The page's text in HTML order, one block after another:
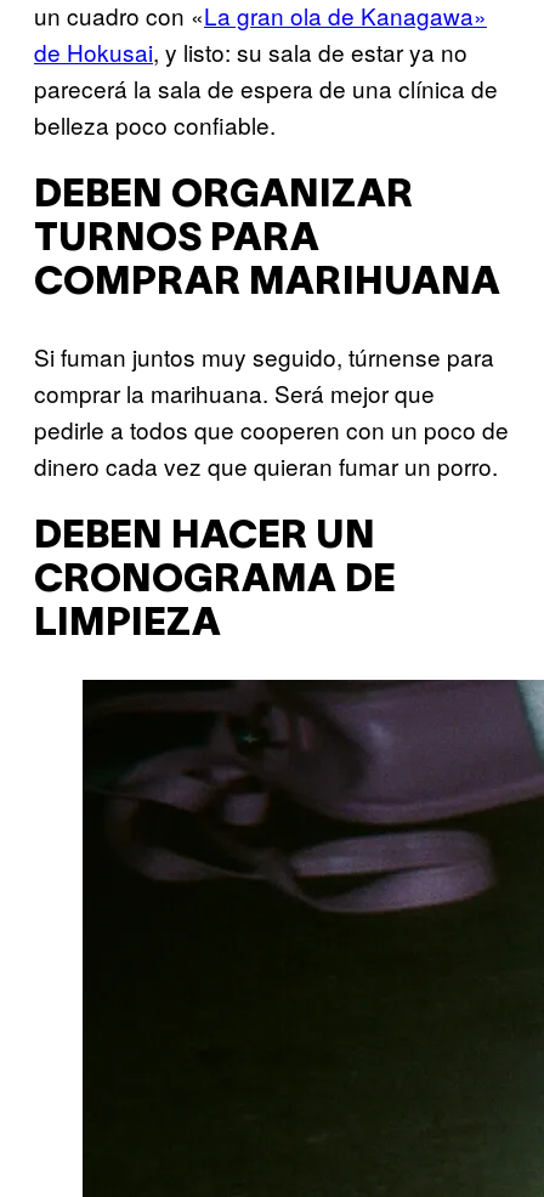
un cuadro con «La gran ola de Kanagawa»
de Hokusai, y listo: su sala de estar ya no
parecerá la sala de espera de una clínica de
belleza poco confiable.
DEBEN ORGANIZAR
TURNOS PARA
COMPRAR MARIHUANA
Si fuman juntos muy seguido, túrnense para
comprar la marihuana. Será mejor que
pedirle a todos que cooperen con un poco de
dinero cada vez que quieran fumar un porro.
DEBEN HACER UN
CRONOGRAMA DE
LIMPIEZA